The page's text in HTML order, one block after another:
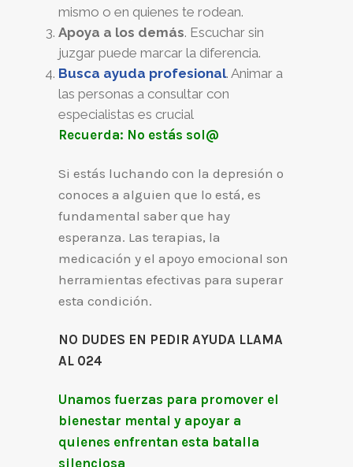
mismo o en quienes te rodean.
Apoya a los demás. Escuchar sin
juzgar puede marcar la diferencia.
Busca ayuda profesional. Animar a
las personas a consultar con
especialistas es crucial
Recuerda: No estás sol@
Si estás luchando con la depresión o
conoces a alguien que lo está, es
fundamental saber que hay
esperanza. Las terapias, la
medicación y el apoyo emocional son
herramientas efectivas para superar
esta condición.
NO DUDES EN PEDIR AYUDA LLAMA
AL 024
Unamos fuerzas para promover el
bienestar mental y apoyar a
quienes enfrentan esta batalla
silenciosa